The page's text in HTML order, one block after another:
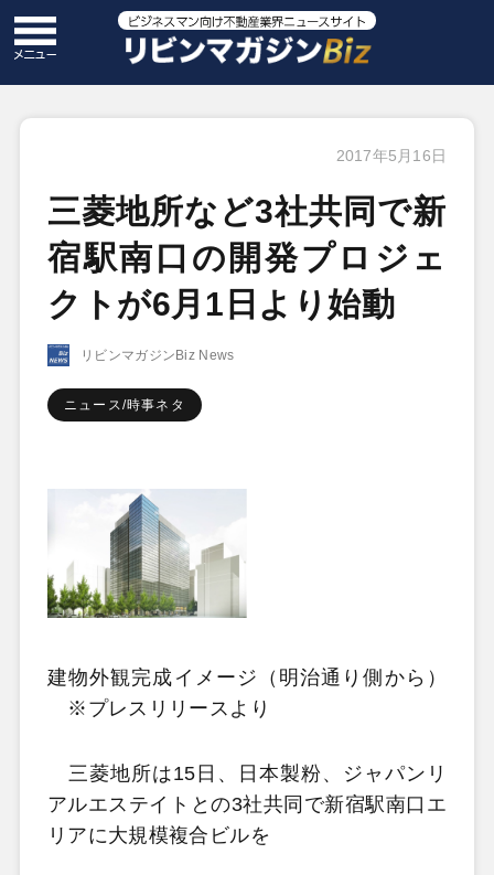
2017年5月16日
三菱地所など3社共同で新
宿駅南口の開発プロジェ
クトが6月1日より始動
リビンマガジンBiz News
ニュース/時事ネタ
建物外観完成イメージ（明治通り側から）
※プレスリリースより
三菱地所は15日、日本製粉、ジャパンリ
アルエステイトとの3社共同で新宿駅南口エ
リアに大規模複合ビルを